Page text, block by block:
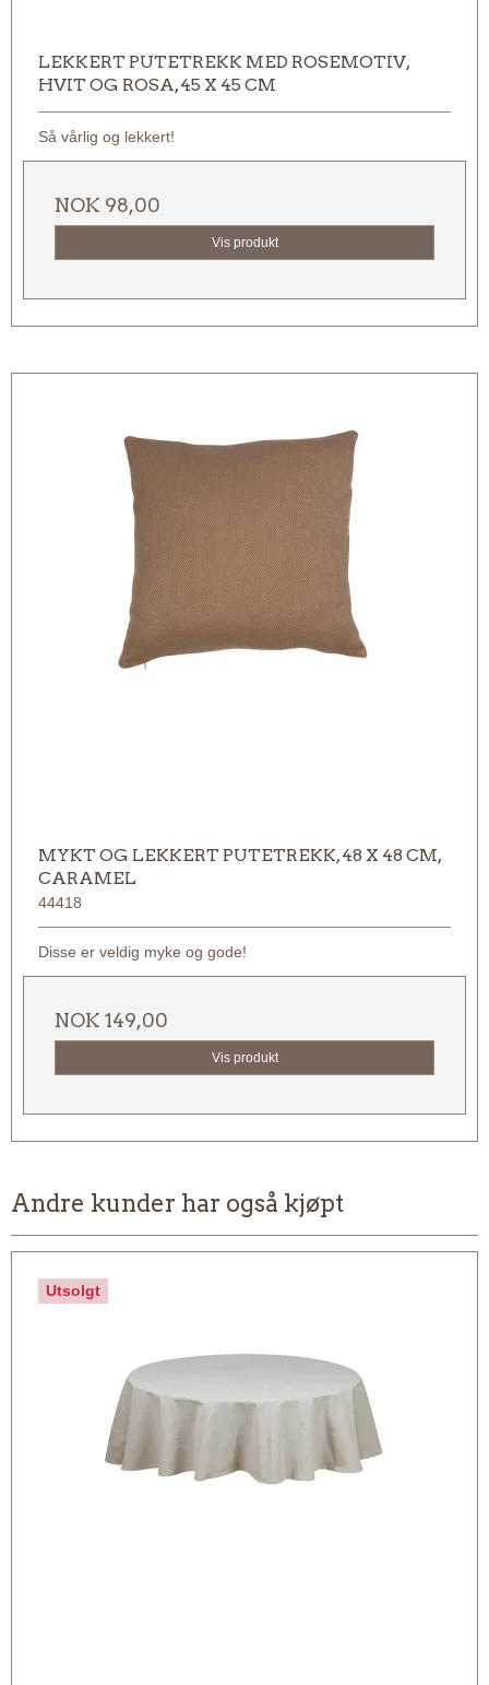
LEKKERT PUTETREKK MED ROSEMOTIV,
HVIT OG ROSA, 45 X 45 CM
Så vårlig og lekkert!
NOK 98,00
Vis produkt
MYKT OG LEKKERT PUTETREKK, 48 X 48 CM,
CARAMEL
44418
Disse er veldig myke og gode!
NOK 149,00
Vis produkt
Andre kunder har også kjøpt
Utsolgt